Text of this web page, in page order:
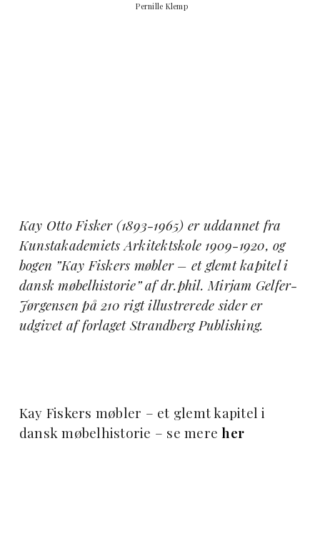
Pernille Klemp
Kay Otto Fisker (1893-1965) er uddannet fra
Kunstakademiets Arkitektskole 1909-1920, og
bogen ”Kay Fiskers møbler – et glemt kapitel i
dansk møbelhistorie” af dr.phil. Mirjam Gelfer-
Jørgensen på 210 rigt illustrerede sider er
udgivet af forlaget Strandberg Publishing.
Kay Fiskers møbler – et glemt kapitel i
dansk møbelhistorie – se mereher